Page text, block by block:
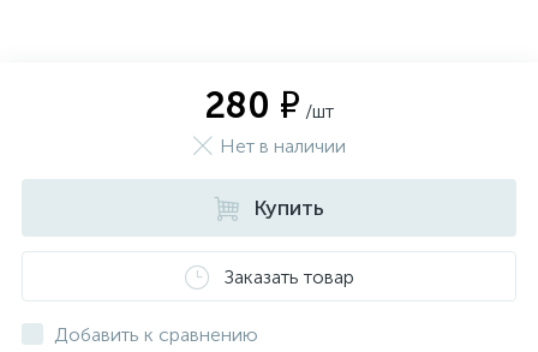
280 ₽ /шт
Нет в наличии
Купить
Заказать товар
Добавить к сравнению